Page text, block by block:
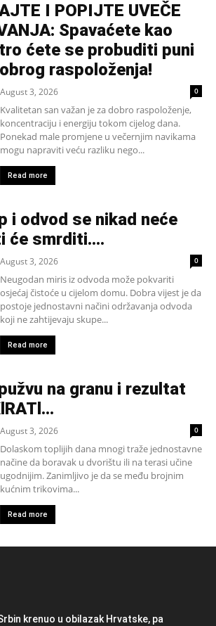
I POPIJTE UVEČE
Spavaćete kao
ćete se probuditi puni
raspoloženja!
August 3, 2026 0
Kvalitetan san važan je za dobro raspoloženje,
koncentraciju i energiju tokom cijelog dana.
Ponekad male promjene u večernjim navikama
mogu napraviti veću razliku nego...
Read more
i odvod se nikad neće
će smrditi….
August 3, 2026 0
Neugodan miris iz odvoda može pokvariti
osjećaj čistoće u cijelom domu. Dobra vijest je da
postoje jednostavni načini održavanja odvoda
koji ne zahtijevaju skupe...
Read more
na granu i rezultat
August 3, 2026 0
Dolaskom toplijih dana mnogi traže jednostavne
načine da boravak u dvorištu ili na terasi učine
ugodnijim. Zanimljivo je da se među brojnim
kućnim trikovima...
Read more
krenuo u obilazak Hrvatske, pa